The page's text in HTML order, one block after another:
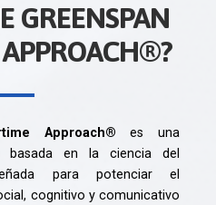
GREENSPAN
Approach® es una
basada en la ciencia del
para potenciar el
cognitivo y comunicativo